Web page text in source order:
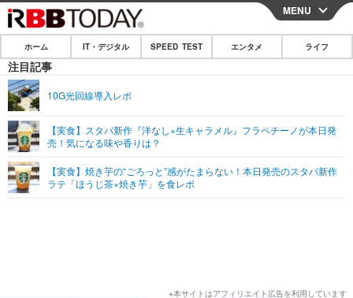
CLOSE
ホーム
IT・デジタル
ネタ
ショッピング その他
SPEED TEST
エンタメ
エンタメTOP
ライフ
MENU
ホーム IT・デジタル SPEED TEST エンタメ ライフ
注目記事
10G光回線導入レポ
【実食】スタバ新作『洋なし×生キャラメル』フラペチーノが本日発
売！気になる味や香りは？
【実食】焼き芋の“ごろっと”感がたまらない！本日発売のスタバ新作
ラテ「ほうじ茶×焼き芋」を食レポ